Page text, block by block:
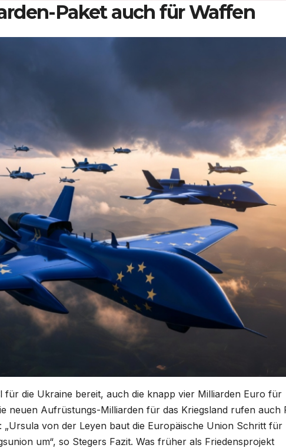
Paket auch für Waffen
für die Ukraine bereit, auch die knapp vier Milliarden Euro für
neuen Aufrüstungs-Milliarden für das Kriegsland rufen auch
von der Leyen baut die Europäische Union Schritt für
um“, so Stegers Fazit. Was früher als Friedensprojekt